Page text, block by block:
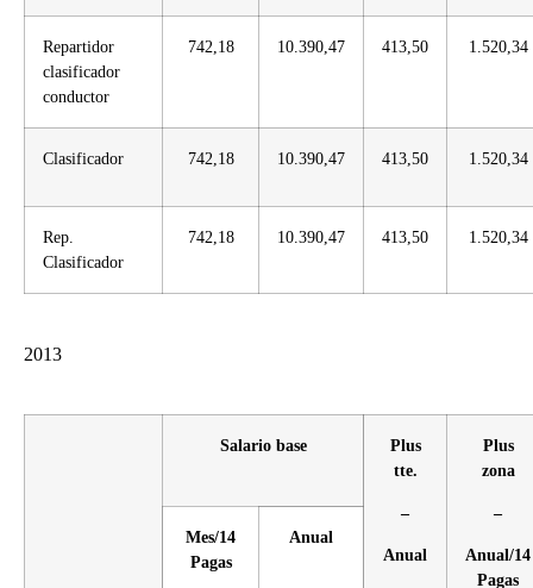
Repartidor
clasificador
conductor
742,18 10.390,47 413,50 1.520,34
Clasificador 742,18 10.390,47 413,50 1.520,34
Rep.
Clasificador
742,18 10.390,47 413,50 1.520,34
2013
Salario base
Plus
tte.
–
Anual
Plus
zona
–
Anual/14
Pagas
Mes/14
Pagas
Anual